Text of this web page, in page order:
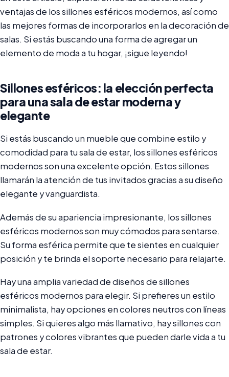
ventajas de los sillones esféricos modernos, así como
las mejores formas de incorporarlos en la decoración de
salas. Si estás buscando una forma de agregar un
elemento de moda a tu hogar, ¡sigue leyendo!
Sillones esféricos: la elección perfecta
para una sala de estar moderna y
elegante
Si estás buscando un mueble que combine estilo y
comodidad para tu sala de estar, los sillones esféricos
modernos son una excelente opción. Estos sillones
llamarán la atención de tus invitados gracias a su diseño
elegante y vanguardista.
Además de su apariencia impresionante, los sillones
esféricos modernos son muy cómodos para sentarse.
Su forma esférica permite que te sientes en cualquier
posición y te brinda el soporte necesario para relajarte.
Hay una amplia variedad de diseños de sillones
esféricos modernos para elegir. Si prefieres un estilo
minimalista, hay opciones en colores neutros con líneas
simples. Si quieres algo más llamativo, hay sillones con
patrones y colores vibrantes que pueden darle vida a tu
sala de estar.